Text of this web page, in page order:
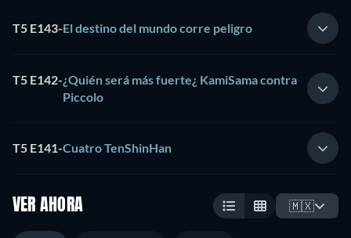
T5 E143-El destino del mundo corre peligro
T5 E142-¿Quién será más fuerte¿ KamiSama contra
Piccolo
T5 E141-Cuatro TenShinHan
VER AHORA 🇲🇽